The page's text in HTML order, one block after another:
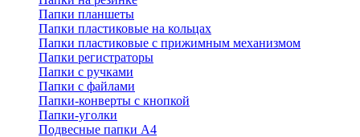
Папки планшеты
Папки пластиковые на кольцах
Папки пластиковые с прижимным механизмом
Папки регистраторы
Папки с ручками
Папки с файлами
Папки-конверты с кнопкой
Папки-уголки
Подвесные папки А4